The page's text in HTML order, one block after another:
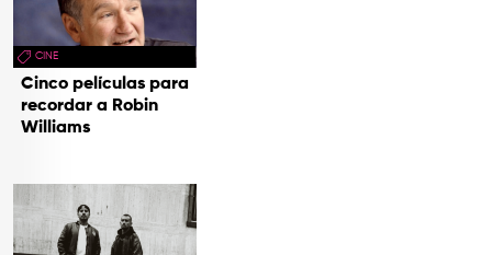
CINE
Cinco películas para
recordar a Robin
Williams